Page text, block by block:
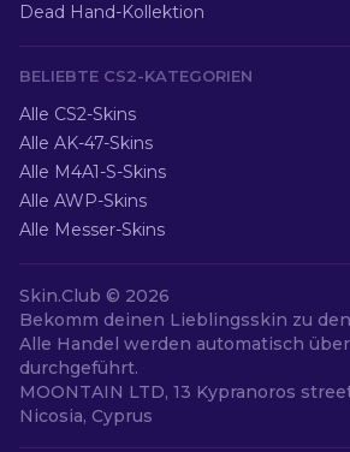
Dead Hand-Kollektion
BELIEBTE CS2-KATEGORIEN
Alle CS2-Skins
Alle AK-47-Skins
Alle M4A1-S-Skins
Alle AWP-Skins
Alle Messer-Skins
Skin.Club © 2026
Bekomm deinen Lieblingsskin zu
Alle Handel werden automatisch
durchgeführt.
MOONTAIN LTD, 13 Kypranoros
Nicosia, Cyprus